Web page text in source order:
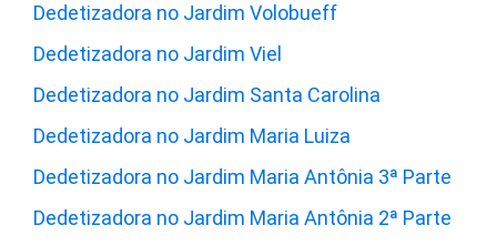
Dedetizadora no Jardim Volobueff
Dedetizadora no Jardim Viel
Dedetizadora no Jardim Santa Carolina
Dedetizadora no Jardim Maria Luiza
Dedetizadora no Jardim Maria Antônia 3ª Parte
Dedetizadora no Jardim Maria Antônia 2ª Parte